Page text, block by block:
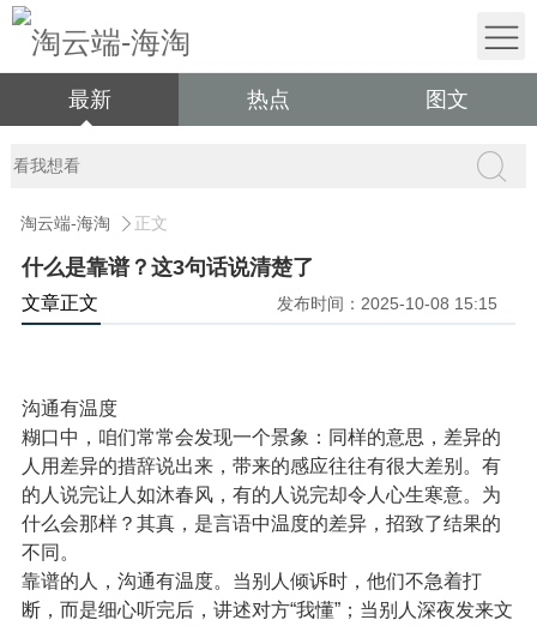
最新 热点 图文
淘云端-海淘 正文
什么是靠谱？这3句话说清楚了
文章正文 发布时间：2025-10-08 15:15
沟通有温度
糊口中，咱们常常会发现一个景象：同样的意思，差异的
人用差异的措辞说出来，带来的感应往往有很大差别。有
的人说完让人如沐春风，有的人说完却令人心生寒意。为
什么会那样？其真，是言语中温度的差异，招致了结果的
不同。
靠谱的人，沟通有温度。当别人倾诉时，他们不急着打
断，而是细心听完后，讲述对方“我懂”；当别人深夜发来文